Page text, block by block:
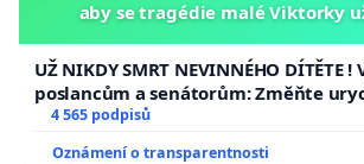
aby se tragédie malé Viktorky
UŽ NIKDY SMRT NEVINNÉHO DÍTĚTE !
poslancům a senátorům: Změňte
aby se tragédie malé Viktorky už
4 565 podpisů
Oznámení o transparentnosti